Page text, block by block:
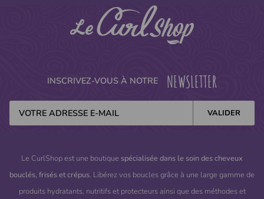
INSCRIVEZ-VOUS À NOTRE NEWSLETTER
Le CurlShop est une boutique spécialisée dans le soin des cheveux
bouclés, frisés et crépus. Libérez vos boucles grâce à une large gamme de
produits hydratants, nutritifs et protecteurs ainsi que des méthodes et